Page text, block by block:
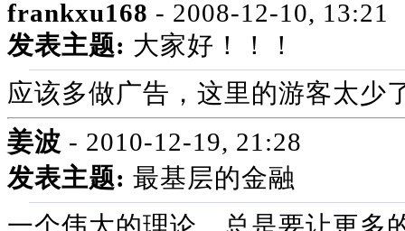
frankxu168 - 2008-12-10, 13:21
发表主题: 大家好！！！
应该多做广告，这里的游客太少
姜波 - 2010-12-19, 21:28
发表主题: 最基层的金融